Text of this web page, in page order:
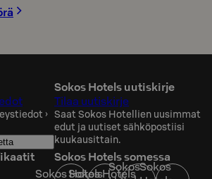
›
Sokos Hotels uutiskirje
Tilaa uutiskirje
Saat Sokos Hotellien uusimmat
edut ja uutiset sähköpostiisi
kuukausittain.
Sokos Hotels somessa
Sokos HotelsSokos Hotels
SokosSokos